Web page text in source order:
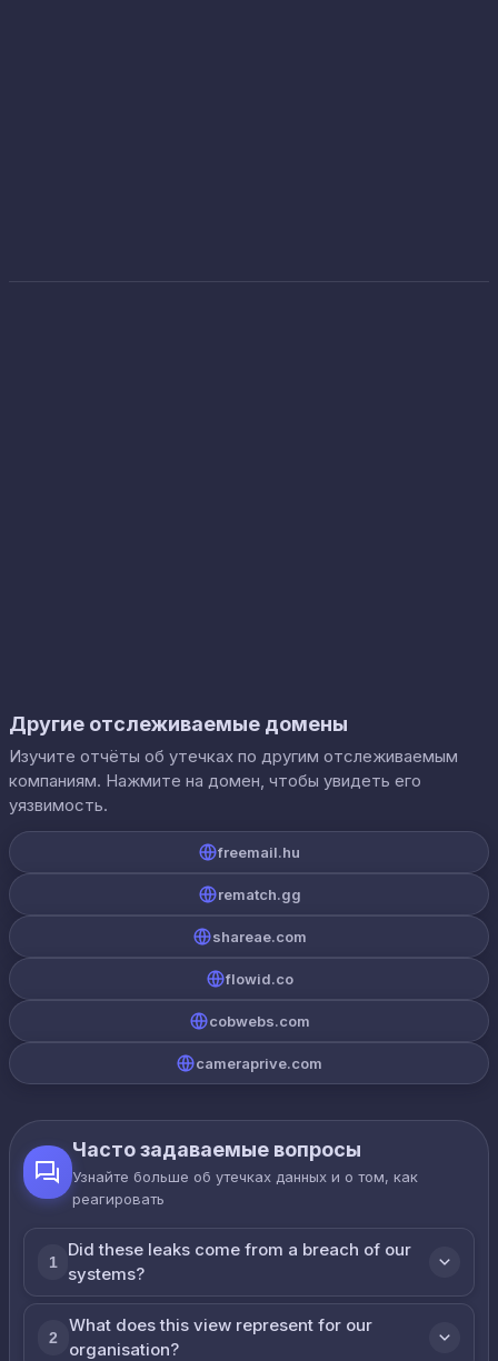
Другие отслеживаемые домены
Изучите отчёты об утечках по другим отслеживаемым
компаниям. Нажмите на домен, чтобы увидеть его
уязвимость.
freemail.hu
rematch.gg
shareae.com
flowid.co
cobwebs.com
cameraprive.com
Часто задаваемые вопросы
Узнайте больше об утечках данных и о том, как
реагировать
1
Did these leaks come from a breach of our
systems?
2
What does this view represent for our
organisation?